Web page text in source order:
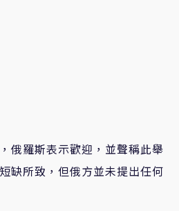
俄羅斯表示歡迎，並聲稱此舉
缺所致，但俄方並未提出任何